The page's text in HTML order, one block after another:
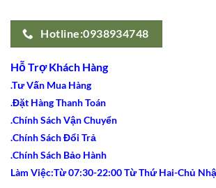
Hotline:0938934748
Hỗ Trợ Khách Hàng
.Tư Vấn Mua Hàng
.Đặt Hàng Thanh Toán
.Chính Sách Vận Chuyển
.Chính Sách Đổi Trả
.Chính Sách Bảo Hành
Làm Việc:Từ 07:30-22:00 Từ Thứ Hai-Chủ